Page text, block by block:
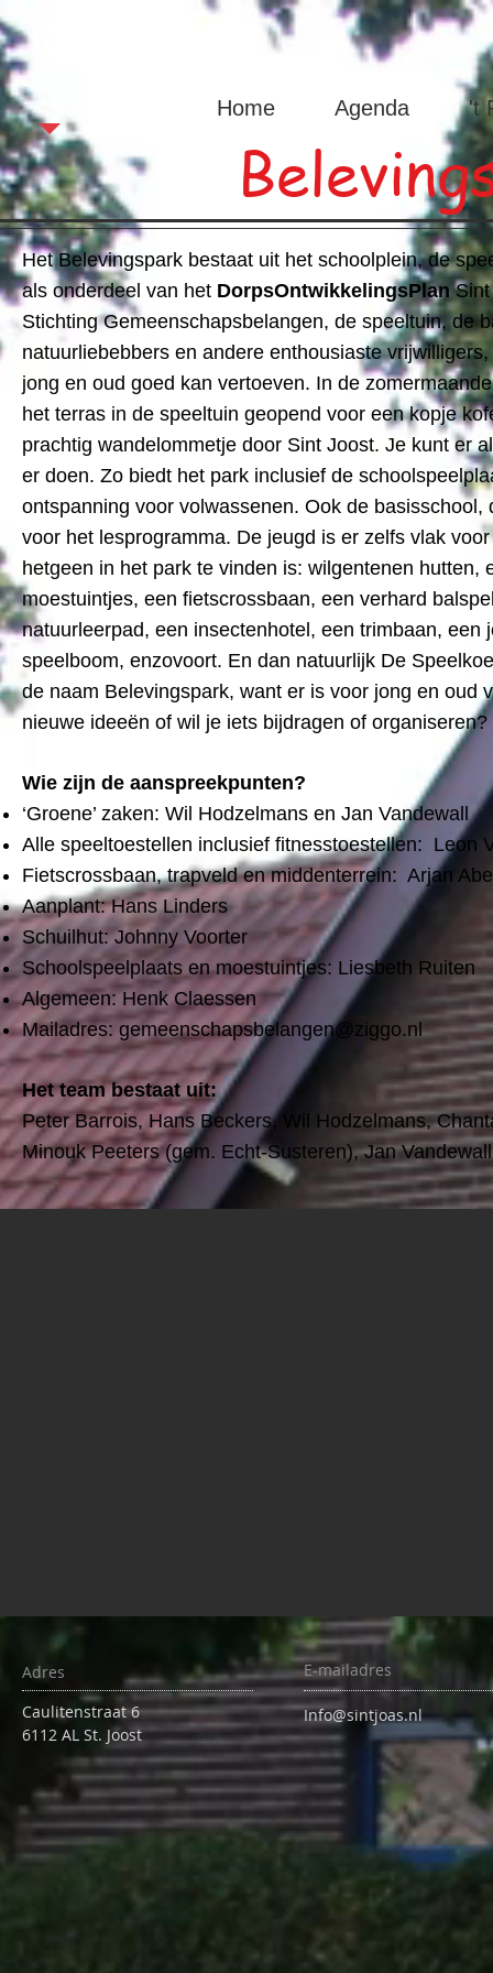
Home Agenda 't
Het Belevingspark bestaat uit het schoolplein, de
als onderdeel van het DorpsOntwikkelingsPlan
Stichting Gemeenschapsbelangen, de speeltuin, de
natuurliebebbers en andere enthousiaste
jong en oud goed kan vertoeven. In de
het terras in de speeltuin geopend voor een kopje
prachtig wandelommetje door Sint Joost. Je kunt er
er doen. Zo biedt het park inclusief de
ontspanning voor volwassenen. Ook de
voor het lesprogramma. De jeugd is er zelfs vlak
hetgeen in het park te vinden is: wilgentenen
moestuintjes, een fietscrossbaan, een verhard
natuurleerpad, een insectenhotel, een trimbaan,
speelboom, enzovoort. En dan natuurlijk De
de naam Belevingspark, want er is voor jong en oud
nieuwe ideeën of wil je iets bijdragen of
Wie zijn de aanspreekpunten?
‘Groene’ zaken: Wil Hodzelmans en Jan Vandewall
Alle speeltoestellen inclusief fitnesstoestellen: Leon
Fietscrossbaan, trapveld en middenterrein: Arjan
Aanplant: Hans Linders
Schuilhut: Johnny Voorter
Schoolspeelplaats en moestuintjes: Liesbeth Ruiten
Algemeen: Henk Claessen
Mailadres: gemeenschapsbelangen@ziggo.nl
Het team bestaat uit:
Peter Barrois, Hans Beckers, Wil Hodzelmans,
Minouk Peeters (gem. Echt-Susteren), Jan
Adres
Caulitenstraat 6
6112 AL St. Joost
E-mailadres
Info@sintjoas.nl